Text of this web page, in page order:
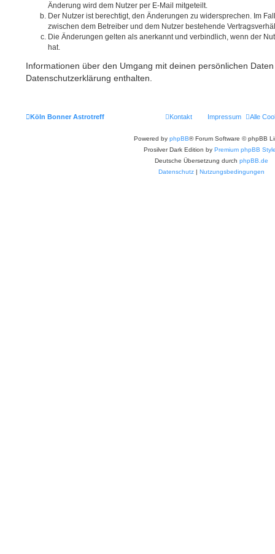
Änderung wird dem Nutzer per E-Mail mitgeteilt.
Der Nutzer ist berechtigt, den Änderungen zu widersprechen. Im
zwischen dem Betreiber und dem Nutzer bestehende
Die Änderungen gelten als anerkannt und verbindlich, wenn der
hat.
Informationen über den Umgang mit deinen persönlichen
Datenschutzerklärung enthalten.
Köln Bonner Astrotreff Alle
Impressum
Kontakt
Powered by phpBB® Forum Software © phpBB
Prosilver Dark Edition by Premium phpBB
Deutsche Übersetzung durch phpBB.de
Datenschutz | Nutzungsbedingungen